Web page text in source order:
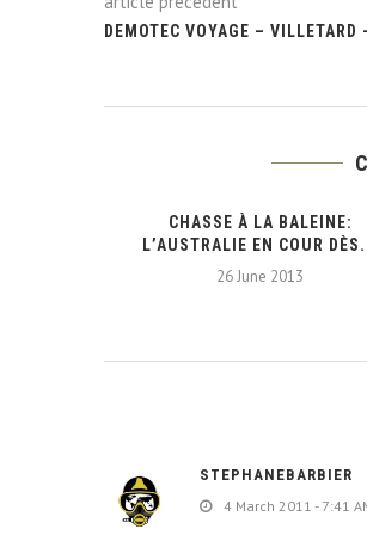
DEMOTEC VOYAGE –
CHASSE À LA BALEINE:
L’AUSTRALIE EN COUR
26 June 2013
STEPHANEBARBIER
4 March 2011 - 7:41